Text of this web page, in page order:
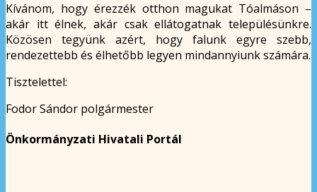
Kívánom, hogy érezzék otthon magukat Tóalmáson –
akár itt élnek, akár csak ellátogatnak településünkre.
Közösen tegyünk azért, hogy falunk egyre szebb,
rendezettebb és élhetőbb legyen mindannyiunk számára.
Tisztelettel:
Fodor Sándor polgármester
Önkormányzati Hivatali Portál